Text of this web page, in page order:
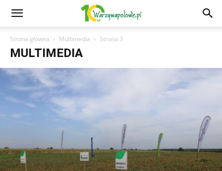
Strona główna Multimedia Strona 3
MULTIMEDIA